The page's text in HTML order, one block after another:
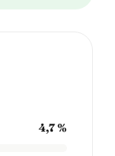
4,7 %